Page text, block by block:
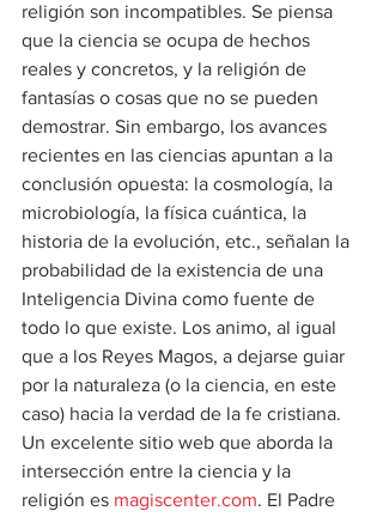
religión son incompatibles. Se piensa
que la ciencia se ocupa de hechos
reales y concretos, y la religión de
fantasías o cosas que no se pueden
demostrar. Sin embargo, los avances
recientes en las ciencias apuntan a la
conclusión opuesta: la cosmología, la
microbiología, la física cuántica, la
historia de la evolución, etc., señalan la
probabilidad de la existencia de una
Inteligencia Divina como fuente de
todo lo que existe. Los animo, al igual
que a los Reyes Magos, a dejarse guiar
por la naturaleza (o la ciencia, en este
caso) hacia la verdad de la fe cristiana.
Un excelente sitio web que aborda la
intersección entre la ciencia y la
religión es magiscenter.com. El Padre